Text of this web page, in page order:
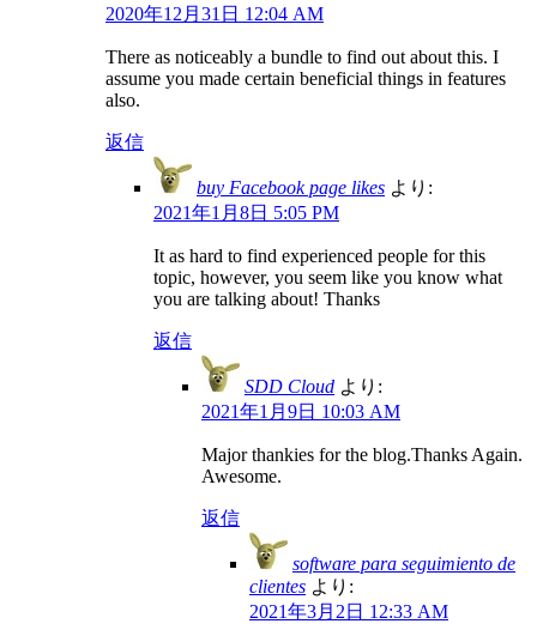
2020年12月31日 12:04 AM
There as noticeably a bundle to find out about this. I
assume you made certain beneficial things in features
also.
返信
buy Facebook page likes より:
2021年1月8日 5:05 PM
It as hard to find experienced people for this
topic, however, you seem like you know what
you are talking about! Thanks
返信
SDD Cloud より:
2021年1月9日 10:03 AM
Major thankies for the blog.Thanks Again.
Awesome.
返信
software para seguimiento de
clientes より:
2021年3月2日 12:33 AM